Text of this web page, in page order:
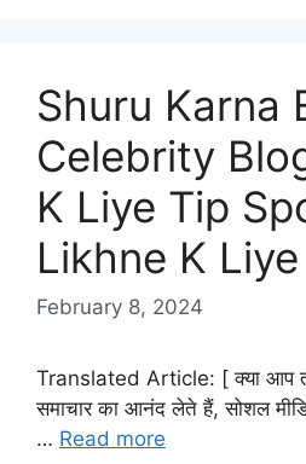
Shuru Karna
Celebrity
K Liye Tip
Likhne K Liye
February 8, 2024
Translated Article: [ क्या आप
समाचार का आनंद लेते हैं, सोशल
… Read more